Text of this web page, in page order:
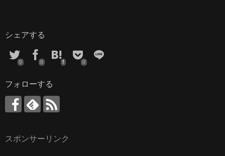
シェアする
0 0 0
フォローする
スポンサーリンク